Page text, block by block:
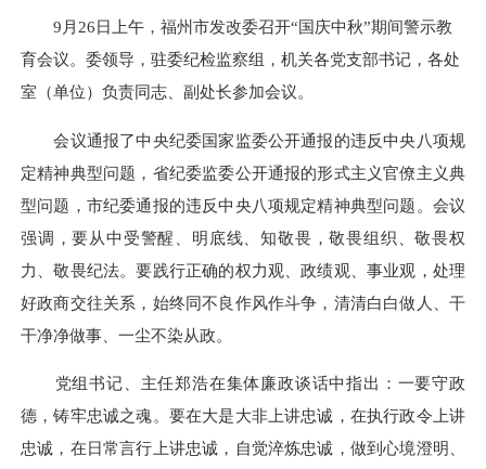
9月26日上午，福州市发改委召开“国庆中秋”期间警示教
育会议。委领导，驻委纪检监察组，机关各党支部书记，各处
室（单位）负责同志、副处长参加会议。
会议通报了中央纪委国家监委公开通报的违反中央八项规
定精神典型问题，省纪委监委公开通报的形式主义官僚主义典
型问题，市纪委通报的违反中央八项规定精神典型问题。会议
强调，要从中受警醒、明底线、知敬畏，敬畏组织、敬畏权
力、敬畏纪法。要践行正确的权力观、政绩观、事业观，处理
好政商交往关系，始终同不良作风作斗争，清清白白做人、干
干净净做事、一尘不染从政。
党组书记、主任郑浩在集体廉政谈话中指出：一要守政
德，铸牢忠诚之魂。要在大是大非上讲忠诚，在执行政令上讲
忠诚，在日常言行上讲忠诚，自觉淬炼忠诚，做到心境澄明、